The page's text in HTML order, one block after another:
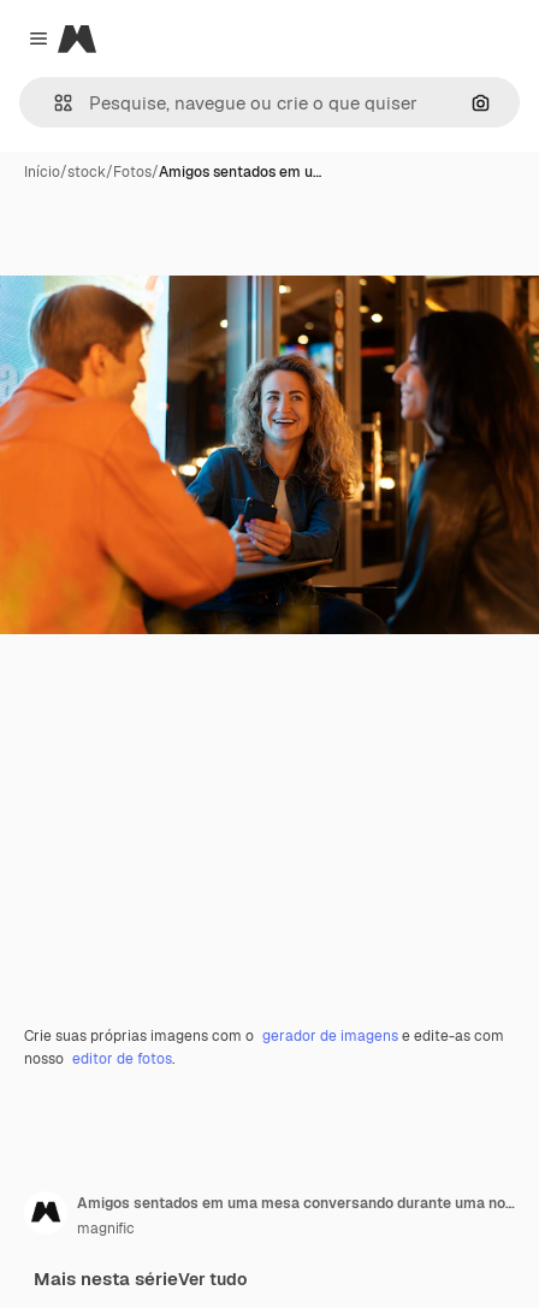
Close menu
Magnific
Início/stock/Fotos/Amigos sentados em u…
Crie suas próprias imagens com o gerador de imagense edite-as com
nosso editor de fotos.
Amigos sentados em uma mesa conversando durante uma noite fora
magnific
Mais nesta sérieVer tudo